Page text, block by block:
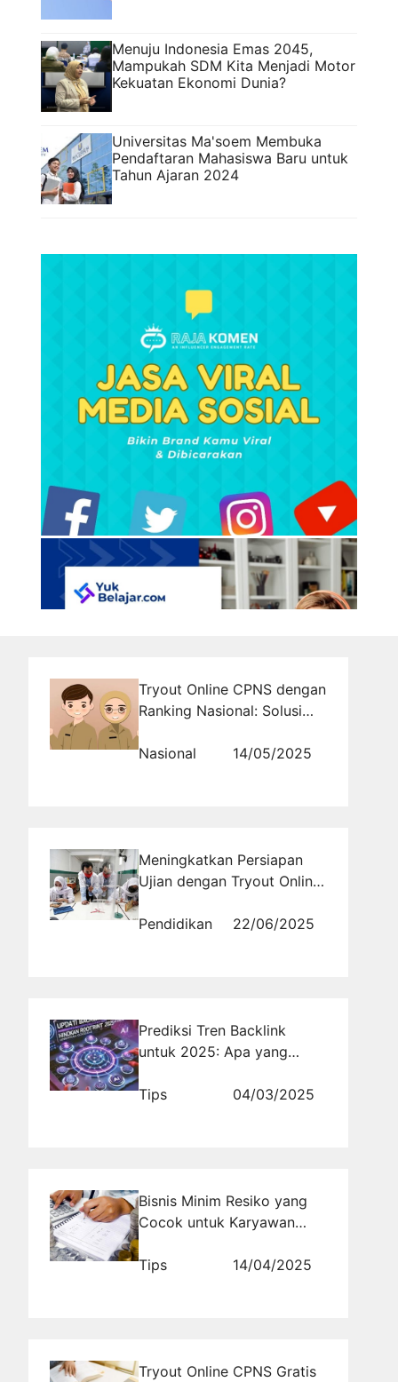
Menuju Indonesia Emas 2045,
Mampukah SDM Kita Menjadi Motor
Kekuatan Ekonomi Dunia?
Universitas Ma'soem Membuka
Pendaftaran Mahasiswa Baru untuk
Tahun Ajaran 2024
Tryout Online CPNS dengan
Ranking Nasional: Solusi
Secara Real Time
Nasional 14/05/2025
Meningkatkan Persiapan
Ujian dengan Tryout Online
Pendidikan
22/06/2025
Prediksi Tren Backlink
untuk 2025: Apa yang
Tips
04/03/2025
Bisnis Minim Resiko yang
Cocok untuk Karyawan
Tips
14/04/2025
Tryout Online CPNS Gratis